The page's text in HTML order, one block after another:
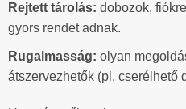
Rejtett tárolás: dobozok,
gyors rendet adnak.
Rugalmasság: olyan
átszervezhetők (pl. cserélhető